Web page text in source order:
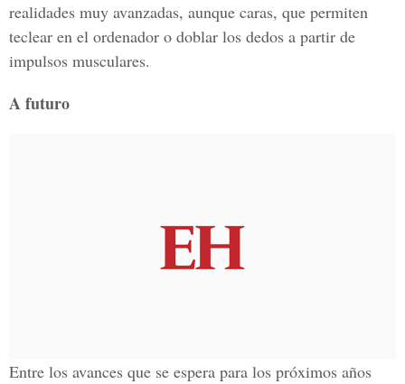
realidades muy avanzadas, aunque caras, que permiten
teclear en el ordenador o doblar los dedos a partir de
impulsos musculares.
A futuro
Entre los avances que se espera para los próximos años